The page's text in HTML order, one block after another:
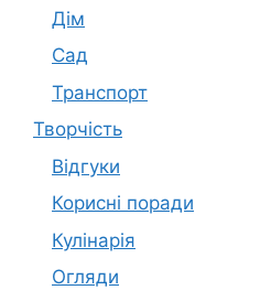
Дім
Сад
Транспорт
Творчість
Відгуки
Корисні поради
Кулінарія
Огляди